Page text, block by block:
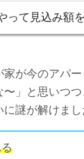
って見込み額
が今のアパ
」と思いつ
謎が解けまし